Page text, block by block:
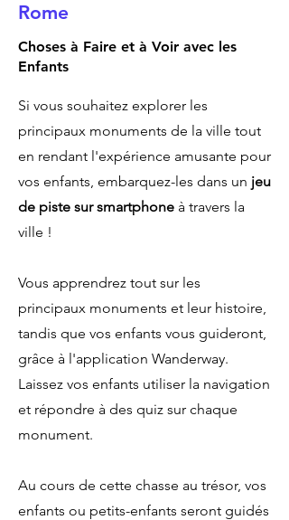
Rome
Choses à Faire et à Voir avec les
Enfants
Si vous souhaitez explorer les
principaux monuments de la ville tout
en rendant l'expérience amusante pour
vos enfants, embarquez-les dans un jeu
de piste sur smartphone à travers la
ville !
Vous apprendrez tout sur les
principaux monuments et leur histoire,
tandis que vos enfants vous guideront,
grâce à l'application Wanderway.
Laissez vos enfants utiliser la navigation
et répondre à des quiz sur chaque
monument.
Au cours de cette chasse au trésor, vos
enfants ou petits-enfants seront guidés